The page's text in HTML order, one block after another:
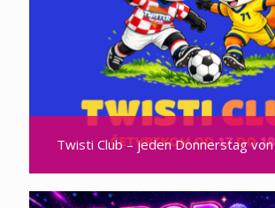
Twisti Club – jeden Donnerstag